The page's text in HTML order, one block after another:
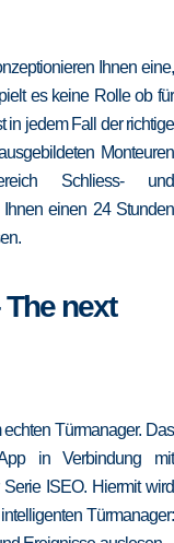
Ihnen eine,
es keine Rolle ob für
in jedem Fall der richtige
Monteuren
Schliess- und
einen 24 Stunden
next
Türmanager. Das
in Verbindung mit
ISEO. Hiermit wird
Türmanager: